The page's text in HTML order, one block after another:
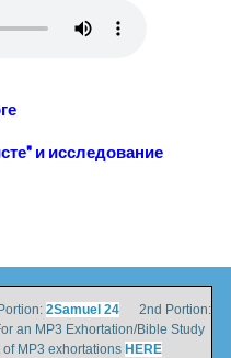
и исследование
2Samuel 24 2nd Portion:
an MP3 Exhortation/Bible Study
MP3 exhortations HERE